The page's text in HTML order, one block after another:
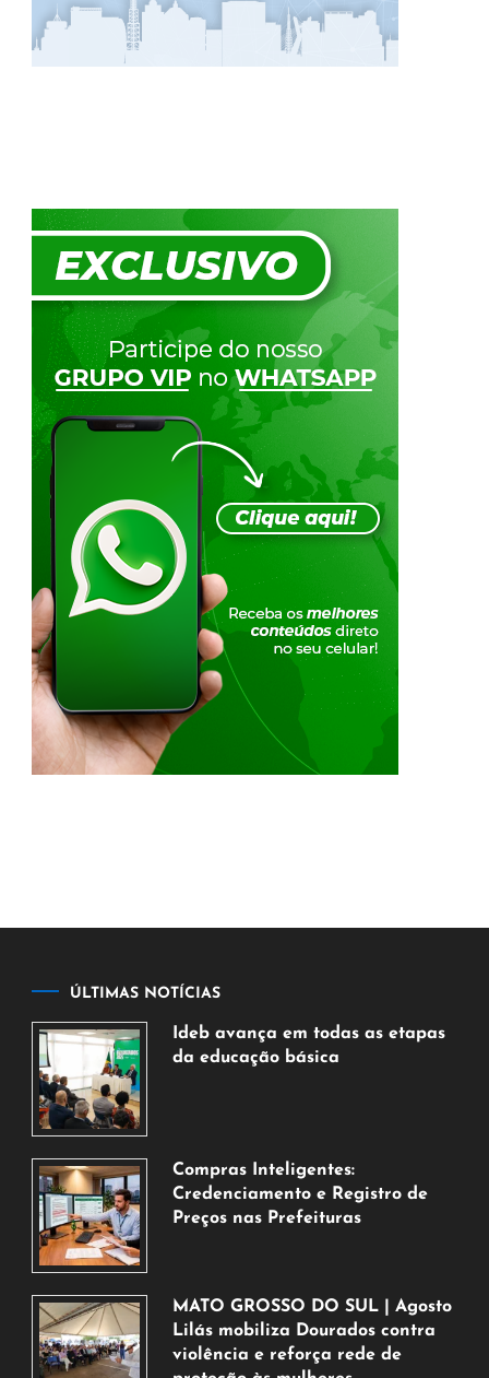
ÚLTIMAS NOTÍCIAS
Ideb avança em todas as etapas
da educação básica
de
2026
Compras Inteligentes:
Credenciamento e Registro de
Preços nas Prefeituras
agosto
de
2026
MATO GROSSO DO SUL | Agosto
Lilás mobiliza Dourados contra
violência e reforça rede de